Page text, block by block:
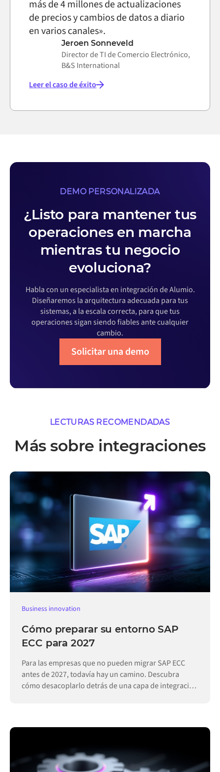
más de 4 millones de actualizaciones
de precios y cambios de datos a diario
en varios canales».
Jeroen Sonneveld
Director de TI de Comercio Electrónico,
B&S International
Leer el caso de éxito
DEMO PERSONALIZADA
¿Listo para mantener tus
operaciones en marcha
mientras tu negocio
evoluciona?
Habla con un especialista en integración de Alumio.
Diseñaremos la arquitectura adecuada para tus
sistemas, a la escala correcta, para que tus
operaciones sigan siendo fiables ante cualquier
cambio.
Solicitar una demo
LECTURAS RECOMENDADAS
Más sobre integraciones
Business innovation
Cómo preparar su entorno SAP
ECC para 2027
Para las empresas que no pueden migrar SAP ECC
antes de 2027, todavía hay un camino. Descubra
cómo desacoplarlo detrás de una capa de integración